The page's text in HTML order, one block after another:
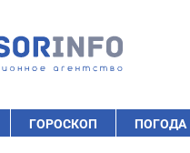
ГОРОСКОП ПОГОДА